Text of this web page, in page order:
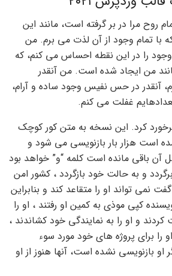
روح مرا در بر گرفته است، مانند این
با تمام وجود از آن لذت می برم. من
را در این نقطه احساس می کنم، که
من ایجاد شده است. من آنقدر
آنقدر در حس نفیس وجود ساده و آرام،
غفلت می کنم.
کرد. این نسخه به متن کور کوچک
است هزار بار بازنویسی می شود و
آن باقی مانده است کلمه “و” خواهد بود
و به حالت خود بازگردد ، کشور امن
نمی تواند او را متقاعد کند و بنابراین
کپی موذی به کمین او رفتند ، او را
و او را به نمایندگی خود کشاندند ،
را برای پروژه های خود مورد سوء
او بازنویسی نشده است، آنها هنوز از او